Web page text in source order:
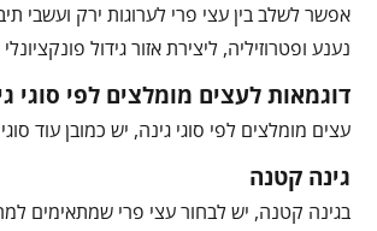
אפשר לשלב בין עצי פרי לערוגות ירק ועשבי
נענע ופטרוזיליה, ליצירת אזור גידול
דוגמאות לעצים מומלצים לפי סוגי
עצים מומלצים לפי סוגי גינה, יש כמובן עוד
גינה קטנה
בגינה קטנה, יש לבחור עצי פרי שמתאימים